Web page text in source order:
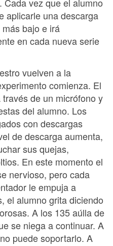
aplicarle una descarga
bajo e irá
en cada nueva serie
vuelven a la
comienza. El
de un micrófono y
del alumno. Los
con descargas
de descarga aumenta,
sus quejas,
En este momento el
nervioso, pero cada
le empuja a
el alumno grita diciendo
A los 135 aúlla de
se niega a continuar. A
puede soportarlo. A